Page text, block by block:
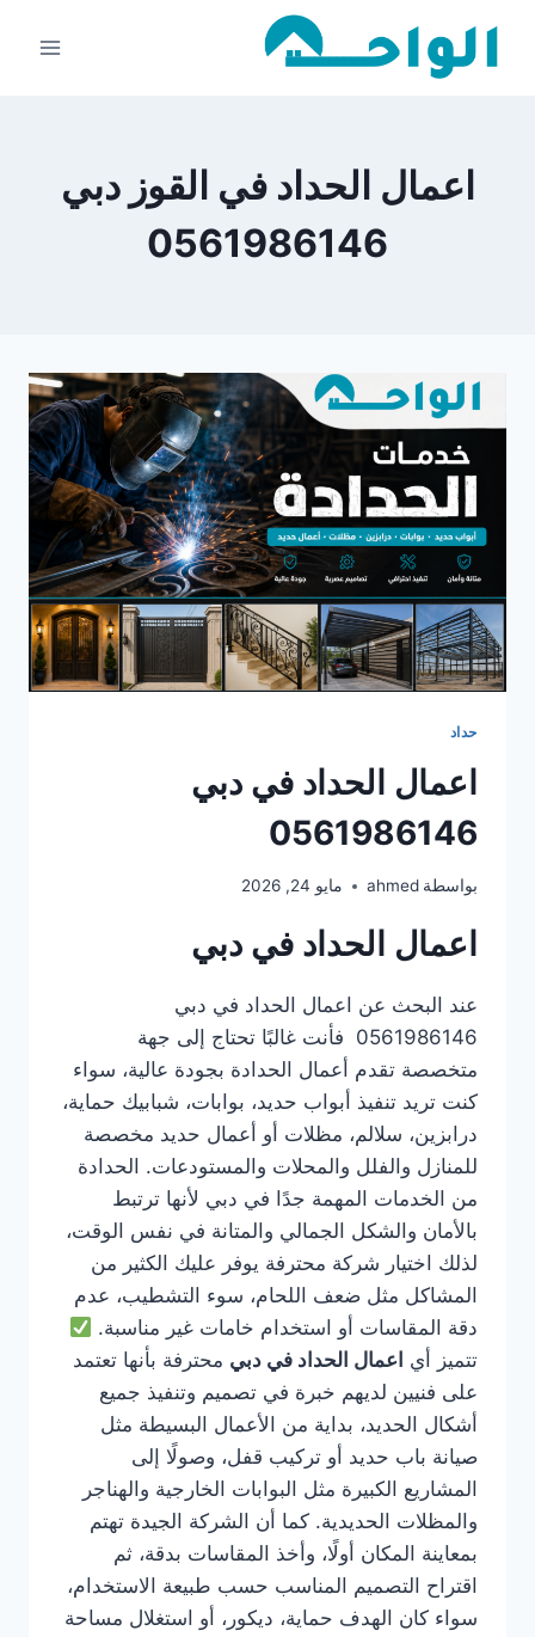
اعمال الحداد في القوز دبي
0561986146
حداد
اعمال الحداد في دبي
0561986146
بواسطة ahmed مايو 24, 2026
اعمال الحداد في دبي
عند البحث عن اعمال الحداد في دبي
0561986146 فأنت غالبًا تحتاج إلى جهة
متخصصة تقدم أعمال الحدادة بجودة عالية، سواء
كنت تريد تنفيذ أبواب حديد، بوابات، شبابيك حماية،
درابزين، سلالم، مظلات أو أعمال حديد مخصصة
للمنازل والفلل والمحلات والمستودعات. الحدادة
من الخدمات المهمة جدًا في دبي لأنها ترتبط
بالأمان والشكل الجمالي والمتانة في نفس الوقت،
لذلك اختيار شركة محترفة يوفر عليك الكثير من
المشاكل مثل ضعف اللحام، سوء التشطيب، عدم
دقة المقاسات أو استخدام خامات غير مناسبة.
تتميز أي اعمال الحداد في دبي محترفة بأنها تعتمد
على فنيين لديهم خبرة في تصميم وتنفيذ جميع
أشكال الحديد، بداية من الأعمال البسيطة مثل
صيانة باب حديد أو تركيب قفل، وصولًا إلى
المشاريع الكبيرة مثل البوابات الخارجية والهناجر
والمظلات الحديدية. كما أن الشركة الجيدة تهتم
بمعاينة المكان أولًا، وأخذ المقاسات بدقة، ثم
اقتراح التصميم المناسب حسب طبيعة الاستخدام،
سواء كان الهدف حماية، ديكور، أو استغلال مساحة